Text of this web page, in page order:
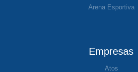
Arena Esportiva
Empresas
Atos